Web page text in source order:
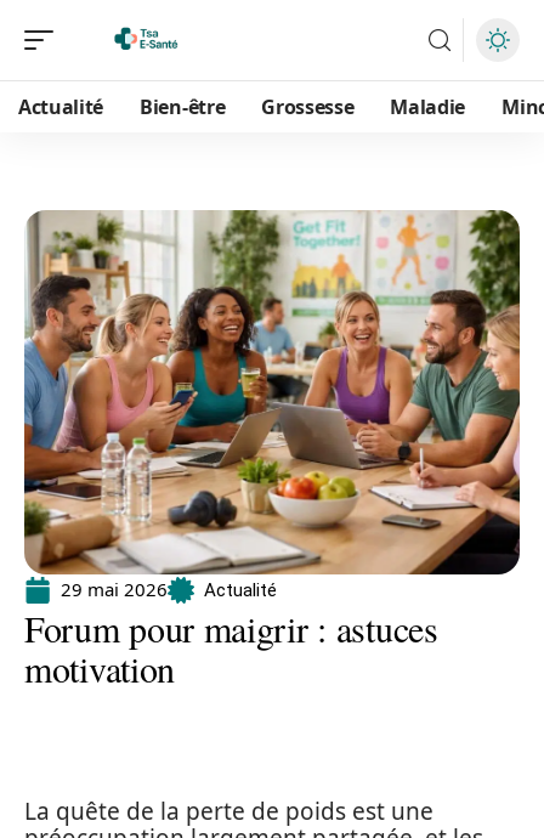
Actualité Bien-être Grossesse Maladie
29 mai 2026 Actualité
Forum pour maigrir : astuces
motivation
La quête de la perte de poids est une